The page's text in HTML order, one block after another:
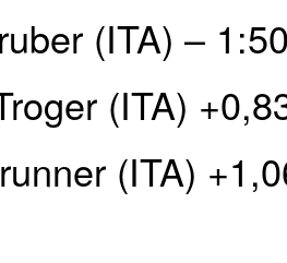
(ITA) –
(ITA)
(ITA)